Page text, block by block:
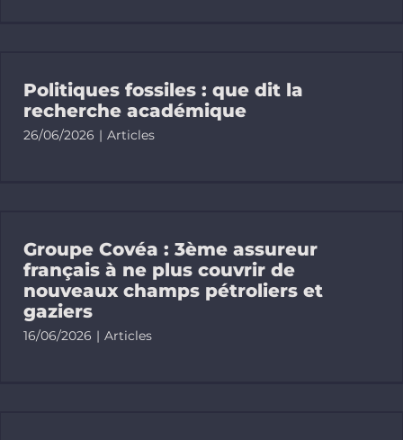
Politiques fossiles : que dit la
recherche académique
26/06/2026 | Articles
Groupe Covéa : 3ème assureur
français à ne plus couvrir de
nouveaux champs pétroliers et
gaziers
16/06/2026 | Articles